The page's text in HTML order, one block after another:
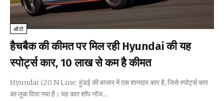
ऑटो
हैचबैक की कीमत पर मिल रही Hyundai की यह
स्पोर्ट्स कार, 10 लाख से कम है कीमत
Hyundai i20 N Line: हुंडई की बाजार में एक शानदार कार है, जिसे स्पोर्ट्स कार
का लुक दिया गया है। यह कार शॉप नॉज...